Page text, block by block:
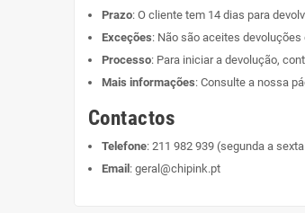
Prazo: O cliente tem 14 dias para
Exceções: Não são aceites
Processo: Para iniciar a devolução,
Mais informações: Consulte a nossa
Contactos
Telefone: 211 982 939 (segunda a
Email : geral@chipink.pt